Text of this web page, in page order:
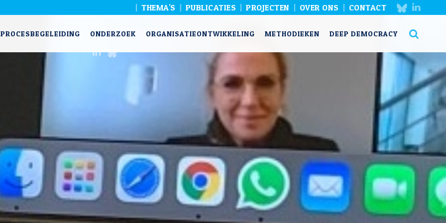
THEMA'S PUBLICATIES PROJECTEN OVER ONS CONTACT
PROCESBEGELEIDING ONDERZOEK ORGANISATIEONTWIKKELING METHODIEKEN DEEP DEMOCRACY